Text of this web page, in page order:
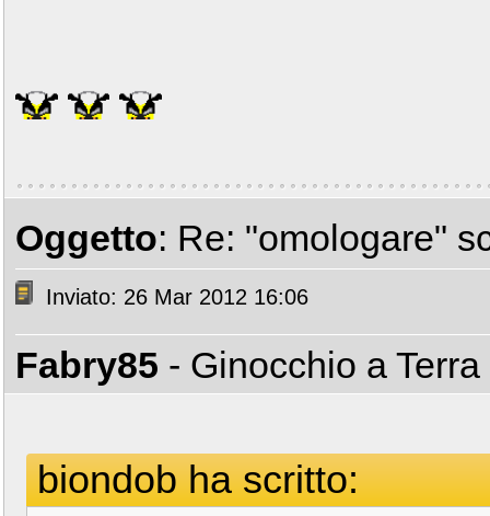
Oggetto: Re: "omologare"
Inviato: 26 Mar 2012 16:06
Fabry85 - Ginocchio a Terra
biondob ha scritto: